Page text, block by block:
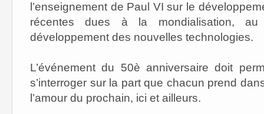
l’enseignement de Paul VI sur le
récentes dues à la mondialisation,
développement des nouvelles technologies.
L’événement du 50è anniversaire doit
s’interroger sur la part que chacun prend
l’amour du prochain, ici et ailleurs.